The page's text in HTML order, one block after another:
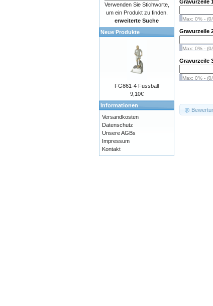
Gravurzeile
Max: 0% -
Gravurzeile
Max: 0% -
Gravurzeile
Max: 0% -
Verwenden Sie Stichworte,
um ein Produkt zu finden.
erweiterte Suche
Neue Produkte
FG861-4 Fussball
9,10€
Informationen
Versandkosten
Datenschutz
Unsere AGBs
Impressum
Kontakt